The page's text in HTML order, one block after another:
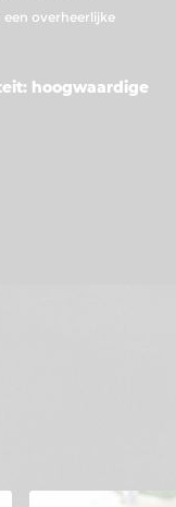
overheerlijke
hoogwaardige